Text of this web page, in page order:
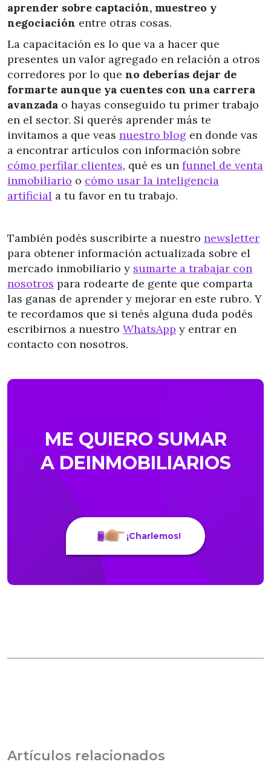
aprender sobre captación, muestreo y
negociación entre otras cosas.
La capacitación es lo que va a hacer que
presentes un valor agregado en relación a otros
corredores por lo que no deberías dejar de
formarte aunque ya cuentes con una carrera
avanzada o hayas conseguido tu primer trabajo
en el sector. Si querés aprender más te
invitamos a que veas nuestro blog en donde vas
a encontrar artículos con información sobre
cómo perfilar clientes, qué es un funnel de venta
inmobiliario o cómo usar la inteligencia
artificial a tu favor en tu trabajo.
También podés suscribirte a nuestro newsletter
para obtener información actualizada sobre el
mercado inmobiliario y sumarte a trabajar con
nosotros para rodearte de gente que comparta
las ganas de aprender y mejorar en este rubro. Y
te recordamos que si tenés alguna duda podés
escribirnos a nuestro WhatsApp y entrar en
contacto con nosotros.
ME QUIERO SUMAR
A DEINMOBILIARIOS
¡Charlemos!
Artículos relacionados